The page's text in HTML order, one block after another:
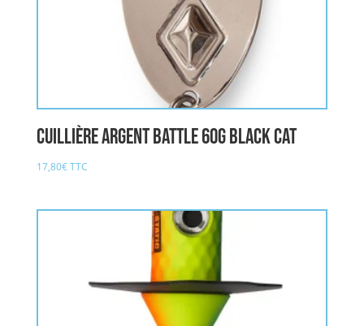
Cuillière argent Battle 60g BLACK CAT
17,80€TTC